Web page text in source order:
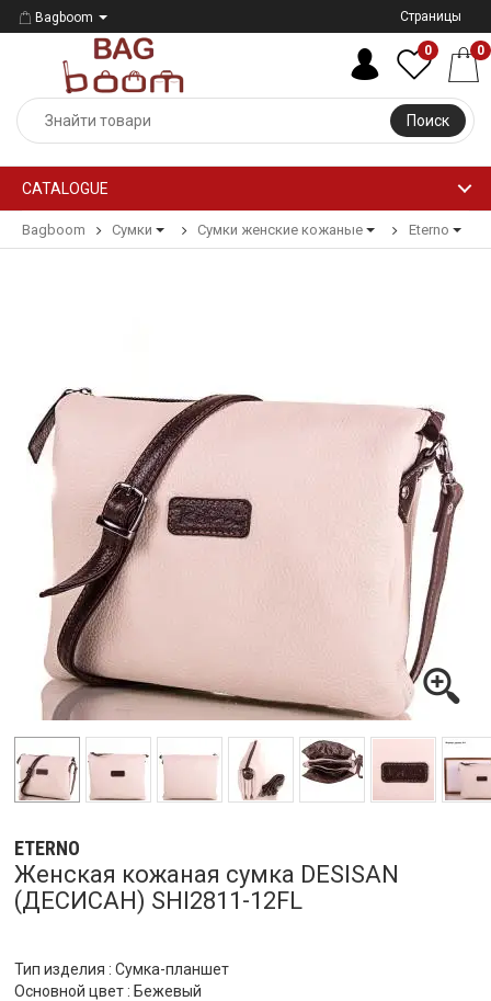
Bagboom Страницы
Поиск
0 0
CATALOGUE
Bagboom Сумки Сумки женские кожаные Eterno
ETERNO
Женская кожаная сумка DESISAN
(ДЕСИСАН) SHI2811-12FL
Тип изделия : Сумка-планшет
Основной цвет : Бежевый